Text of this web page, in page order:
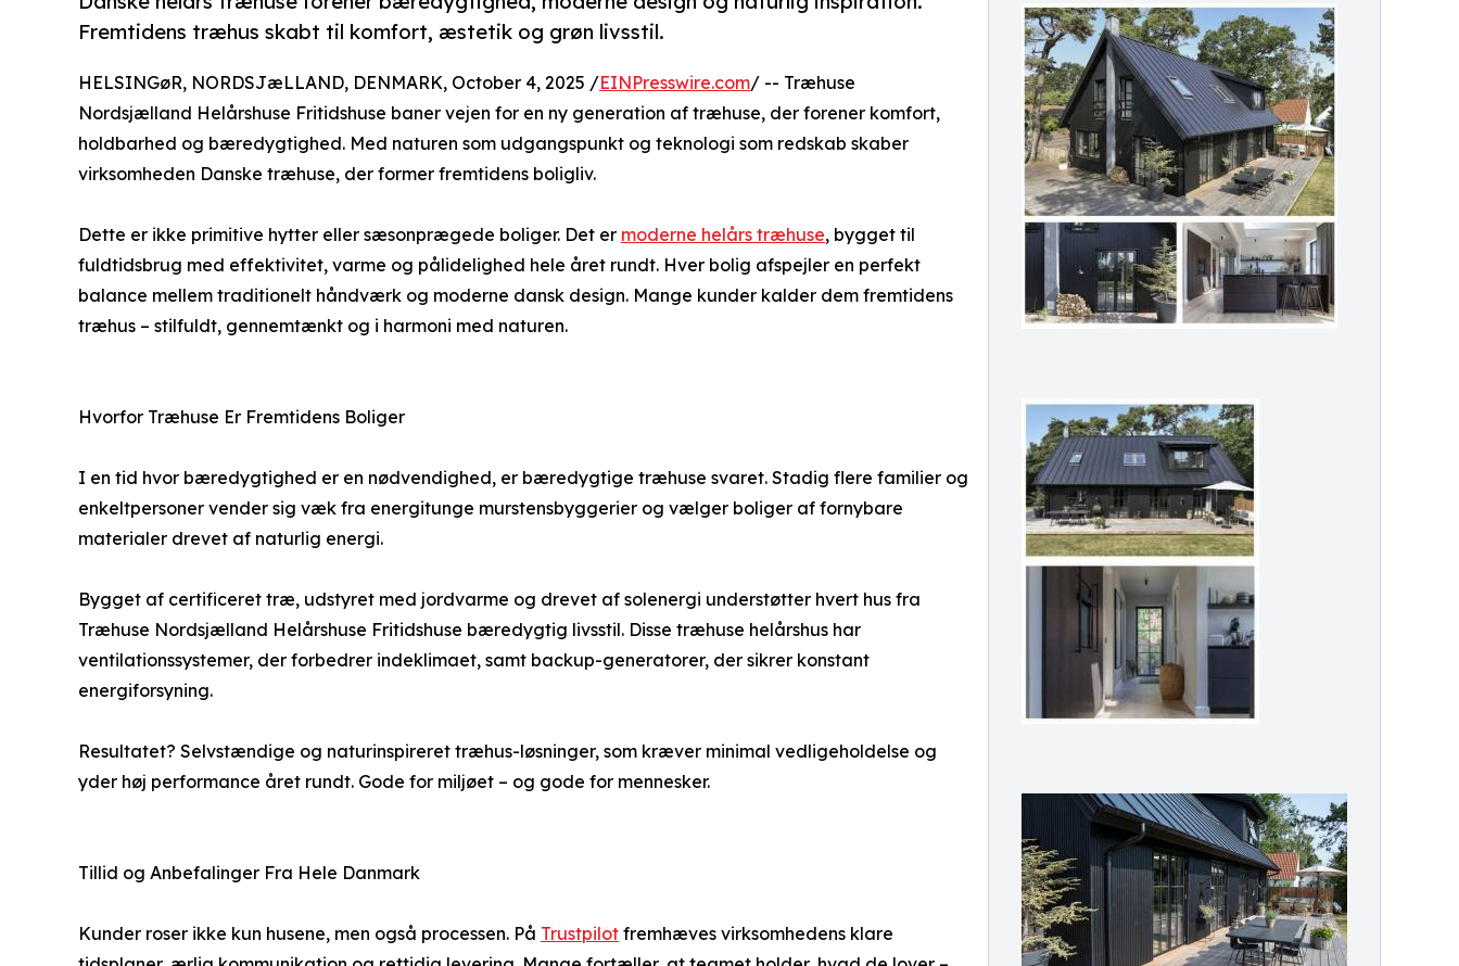
Fremtidens træhus skabt til komfort, æstetik og grøn livsstil.
HELSINGøR, NORDSJæLLAND, DENMARK, October 4, 2025 /EINPresswire.com/ -- Træhuse
Nordsjælland Helårshuse Fritidshuse baner vejen for en ny generation af træhuse, der forener komfort,
holdbarhed og bæredygtighed. Med naturen som udgangspunkt og teknologi som redskab skaber
virksomheden Danske træhuse, der former fremtidens boligliv.
Dette er ikke primitive hytter eller sæsonprægede boliger. Det er moderne helårs træhuse, bygget til
fuldtidsbrug med effektivitet, varme og pålidelighed hele året rundt. Hver bolig afspejler en perfekt
balance mellem traditionelt håndværk og moderne dansk design. Mange kunder kalder dem fremtidens
træhus – stilfuldt, gennemtænkt og i harmoni med naturen.
Hvorfor Træhuse Er Fremtidens Boliger
I en tid hvor bæredygtighed er en nødvendighed, er bæredygtige træhuse svaret. Stadig flere familier og
enkeltpersoner vender sig væk fra energitunge murstensbyggerier og vælger boliger af fornybare
materialer drevet af naturlig energi.
Bygget af certificeret træ, udstyret med jordvarme og drevet af solenergi understøtter hvert hus fra
Træhuse Nordsjælland Helårshuse Fritidshuse bæredygtig livsstil. Disse træhuse helårshus har
ventilationssystemer, der forbedrer indeklimaet, samt backup-generatorer, der sikrer konstant
energiforsyning.
Resultatet? Selvstændige og naturinspireret træhus-løsninger, som kræver minimal vedligeholdelse og
yder høj performance året rundt. Gode for miljøet – og gode for mennesker.
Tillid og Anbefalinger Fra Hele Danmark
Kunder roser ikke kun husene, men også processen. På Trustpilot fremhæves virksomhedens klare